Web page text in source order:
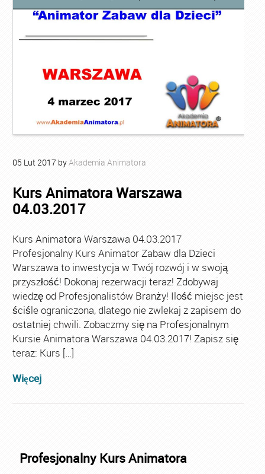
05 Lut 2017 byAkademia Animatora
Kurs Animatora Warszawa
04.03.2017
Kurs Animatora Warszawa 04.03.2017
Profesjonalny Kurs Animator Zabaw dla Dzieci
Warszawa to inwestycja w Twój rozwój i w swoją
przyszłość! Dokonaj rezerwacji teraz! Zdobywaj
wiedzę od Profesjonalistów Branży! Ilość miejsc jest
ściśle ograniczona, dlatego nie zwlekaj z zapisem do
ostatniej chwili. Zobaczmy się na Profesjonalnym
Kursie Animatora Warszawa 04.03.2017! Zapisz się
teraz: Kurs […]
Więcej
Profesjonalny Kurs Animatora